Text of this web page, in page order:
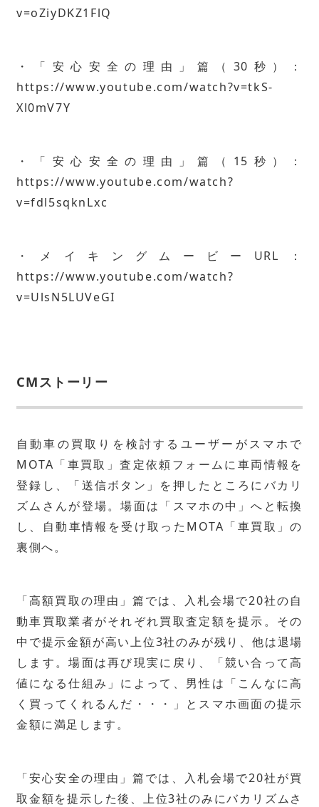
v=oZiyDKZ1FlQ
・「安心安全の理由」篇（30秒）：
https://www.youtube.com/watch?v=tkS-
Xl0mV7Y
・「安心安全の理由」篇（15秒）：
https://www.youtube.com/watch?
v=fdl5sqknLxc
・メイキングムービーURL：
https://www.youtube.com/watch?
v=UlsN5LUVeGI
CMストーリー
自動車の買取りを検討するユーザーがスマホで
MOTA「車買取」査定依頼フォームに車両情報を
登録し、「送信ボタン」を押したところにバカリ
ズムさんが登場。場面は「スマホの中」へと転換
し、自動車情報を受け取ったMOTA「車買取」の
裏側へ。
「高額買取の理由」篇では、入札会場で20社の自
動車買取業者がそれぞれ買取査定額を提示。その
中で提示金額が高い上位3社のみが残り、他は退場
します。場面は再び現実に戻り、「競い合って高
値になる仕組み」によって、男性は「こんなに高
く買ってくれるんだ・・・」とスマホ画面の提示
金額に満足します。
「安心安全の理由」篇では、入札会場で20社が買
取金額を提示した後、上位3社のみにバカリズムさ